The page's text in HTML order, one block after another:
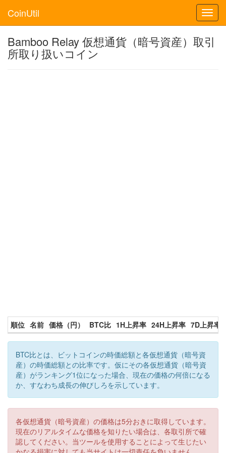
CoinUtil
Bamboo Relay 仮想通貨（暗号資産）取引
所取り扱いコイン
順位 名前 価格（円） BTC比 1H上昇率 24H上昇率 7D上昇率
BTC比とは、ビットコインの時価総額と各仮想通貨（暗号資
産）の時価総額との比率です。仮にその各仮想通貨（暗号資
産）がランキング1位になった場合、現在の価格の何倍になる
か、すなわち成長の伸びしろを示しています。
各仮想通貨（暗号資産）の価格は5分おきに取得しています。
現在のリアルタイムな価格を知りたい場合は、各取引所で確
認してください。当ツールを使用することによって生じたい